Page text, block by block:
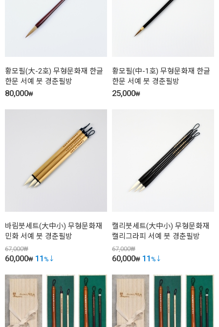
황모필(大-2호) 무형문화재 한글
한문 서예 붓 경춘필방
80,000₩
황모필(中-1호) 무형문화재 한글
한문 서예 붓 경춘필방
25,000₩
바림붓세트(大中小) 무형문화재
민화 서예 붓 경춘필방
67,000₩
60,000₩ 11 %
캘리붓세트(大中小) 무형문화재
캘리그라피 서예 붓 경춘필방
67,000₩
60,000₩ 11 %